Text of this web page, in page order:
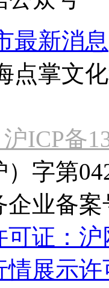
最新消息
点掌文
ICP备
字第
业备案
证：
情展示许